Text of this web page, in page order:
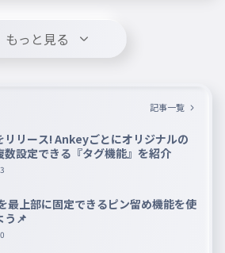
もっと見る
記事一覧
リリース! Ankeyごとにオリジナルの
数設定できる『タグ機能』を紹介
最上部に固定できるピン留め機能を使
う📌